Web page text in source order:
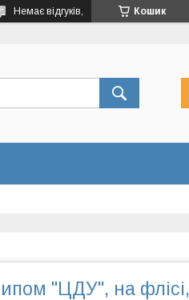
Кошик
Немає відгуків,
"ЦДУ", на флісі,